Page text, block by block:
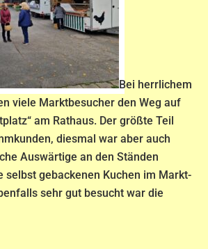
Bei herrlichem
viele Marktbesucher den Weg auf
am Rathaus. Der größte Teil
diesmal war aber auch
Auswärtige an den Ständen
selbst gebackenen Kuchen im Markt-
sehr gut besucht war die